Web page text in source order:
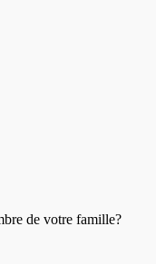
de votre famille?